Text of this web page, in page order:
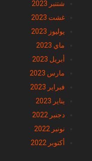
شتنبر 2023
غشت 2023
يوليوز 2023
ماي 2023
أبريل 2023
مارس 2023
فبراير 2023
دجنبر 2022
نونبر 2022